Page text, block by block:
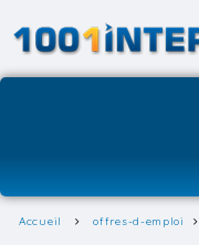
Accueil offres-d-emploi